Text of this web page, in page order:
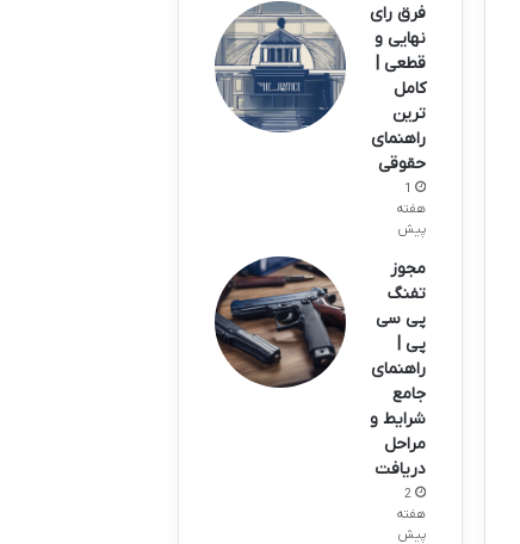
فرق رای
نهایی و
قطعی |
کامل
ترین
راهنمای
حقوقی
1
هفته
پیش
مجوز
تفنگ
پی سی
پی |
راهنمای
جامع
شرایط و
مراحل
دریافت
2
هفته
پیش